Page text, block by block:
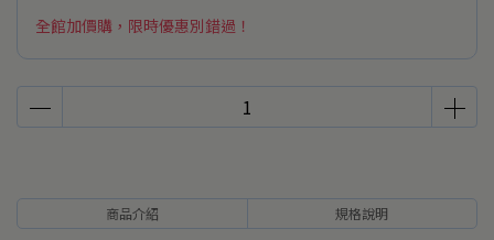
全館加價購，限時優惠別錯過！
商品介紹 規格說明